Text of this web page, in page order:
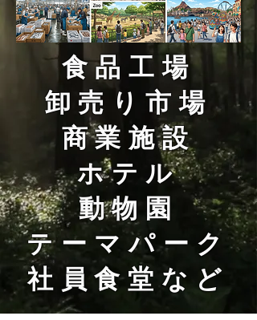
食品工場
卸売り市場
商業施設
ホテル
動物園
テーマパーク
​社員食堂など